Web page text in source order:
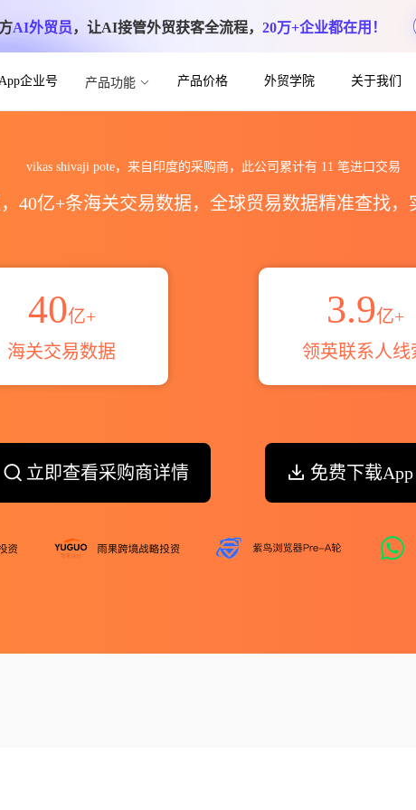
AI外贸员，让AI接管外贸获客全流程， 20万+企业都在用！
企业号 产品功能 产品价格 外贸学院 关于我们
vikas shivaji pote，来自印度的采购商，此公司累计有 11 笔进口交易
40亿+条海关交易数据，全球贸易数据精准查找
40亿+
海关交易数据
3.9亿+
领英联系人线
立即查看采购商详情 免费下载App